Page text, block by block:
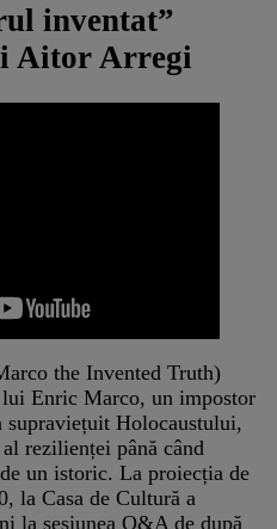
inventat”
Aitor Arregi
the Invented Truth)
Enric Marco, un impostor
supraviețuit Holocaustului,
rezilienței până când
un istoric. La proiecția de
la Casa de Cultură a
la sesiunea Q&A de după